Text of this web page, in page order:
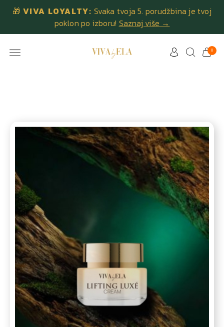
🎁 VIVA LOYALTY: Svaka tvoja 5. porudžbina je tvoj
poklon po izboru! Saznaj više →
0